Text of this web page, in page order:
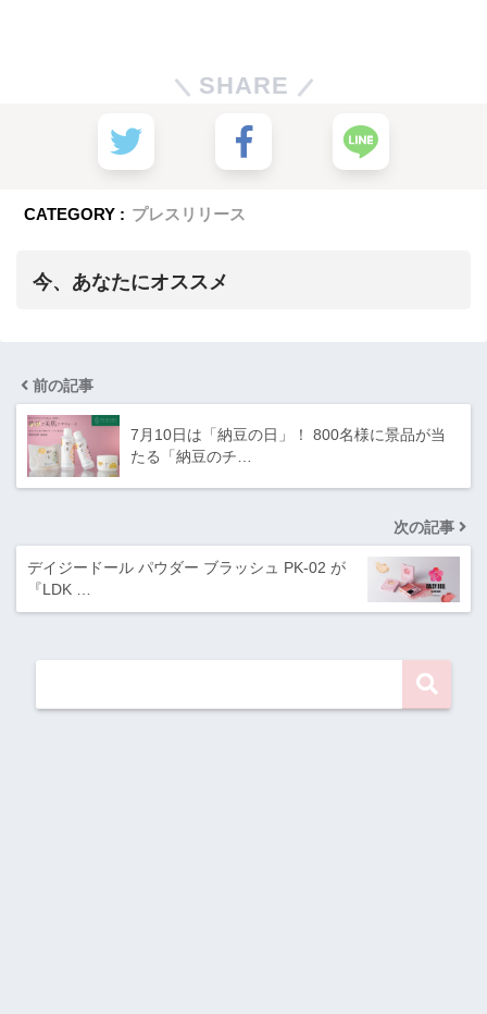
SHARE
CATEGORY : プレスリリース
今、あなたにオススメ
前の記事
7月10日は「納豆の日」！ 800名様に景品が当
たる「納豆のチ…
次の記事
デイジードール パウダー ブラッシュ PK-02 が
『LDK …